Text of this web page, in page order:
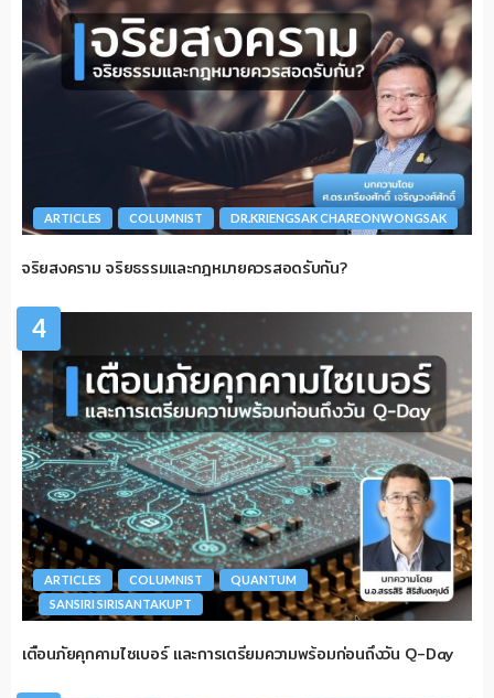
ARTICLES COLUMNIST DR.KRIENGSAK CHAREONWONGSAK
จริยสงคราม จริยธรรมและกฎหมายควรสอดรับกัน?
4
ARTICLES COLUMNIST
QUANTUM
SANSIRI SIRISANTAKUPT
เตือนภัยคุกคามไซเบอร์ และการเตรียมความพร้อมก่อนถึงวัน Q-Day